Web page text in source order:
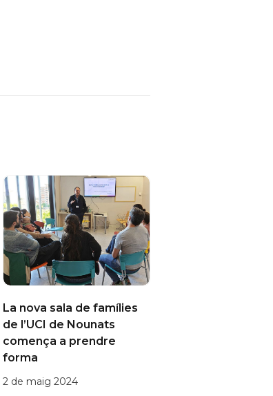
La nova sala de famílies
de l’UCI de Nounats
comença a prendre
forma
2 de maig 2024